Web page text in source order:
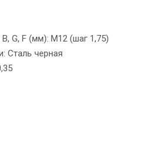
G, F (мм): М12 (шаг 1,75)
Сталь черная